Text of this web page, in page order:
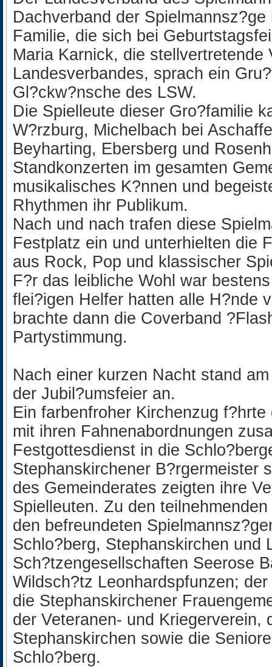
Dachverband der
Familie, die sich bei
Maria Karnick, die stellvertretende
Landesverbandes, sprach ein
Gl?ckw?nsche des LSW.
Die Spielleute dieser Gro?familie
W?rzburg, Michelbach bei
Beyharting, Ebersberg und
Standkonzerten im gesamten
musikalisches K?nnen und
Rhythmen ihr Publikum.
Nach und nach trafen diese
Festplatz ein und unterhielten die
aus Rock, Pop und klassischer
F?r das leibliche Wohl war
flei?igen Helfer hatten alle H?nde
brachte dann die Coverband
Partystimmung.
Nach einer kurzen Nacht stand
der Jubil?umsfeier an.
Ein farbenfroher Kirchenzug
mit ihren Fahnenabordnungen
Festgottesdienst in die
Stephanskirchener B?rgermeister
des Gemeinderates zeigten ihre
Spielleuten. Zu den
den befreundeten
Schlo?berg, Stephanskirchen und
Sch?tzengesellschaften Seerose
Wildsch?tz Leonhardspfunzen;
die Stephanskirchener
der Veteranen- und Kriegerverein,
Stephanskirchen sowie die
Schlo?berg.